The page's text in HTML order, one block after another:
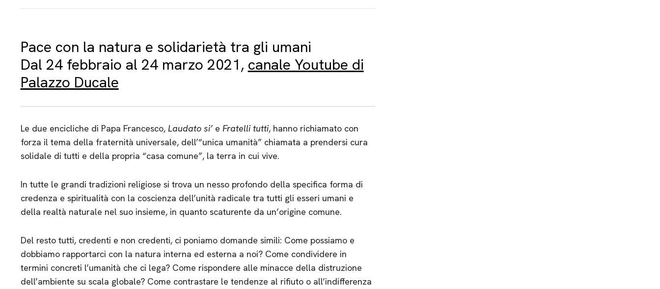
Pace con la natura e solidarietà tra gli umani
Dal 24 febbraio al 24 marzo 2021, canale Youtube di
Palazzo Ducale
Le due encicliche di Papa Francesco, Laudato si’e Fratelli tutti, hanno richiamato con
forza il tema della fraternità universale, dell’“unica umanità” chiamata a prendersi cura
solidale di tutti e della propria “casa comune”, la terra in cui vive.
In tutte le grandi tradizioni religiose si trova un nesso profondo della specifica forma di
credenza e spiritualità con la coscienza dell’unità radicale tra tutti gli esseri umani e
della realtà naturale nel suo insieme, in quanto scaturente da un’origine comune.
Del resto tutti, credenti e non credenti, ci poniamo domande simili: Come possiamo e
dobbiamo rapportarci con la natura interna ed esterna a noi? Come condividere in
termini concreti l’umanità che ci lega? Come rispondere alle minacce della distruzione
dell’ambiente su scala globale? Come contrastare le tendenze al rifiuto o all’indifferenza